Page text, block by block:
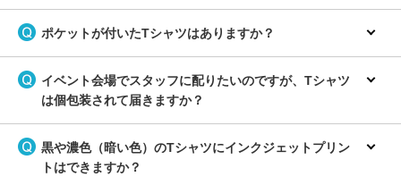
ポケットが付いたTシャツはありますか？
イベント会場でスタッフに配りたいのですが、Tシャツ
は個包装されて届きますか？
黒や濃色（暗い色）のTシャツにインクジェットプリン
トはできますか？